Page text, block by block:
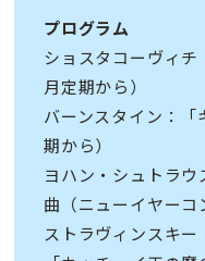
プログラム
ショスタコーヴィ
月定期から）
バーンスタイン：「
期から）
ヨハン・シュトラ
曲（ニューイヤーコ
ストラヴィンスキ